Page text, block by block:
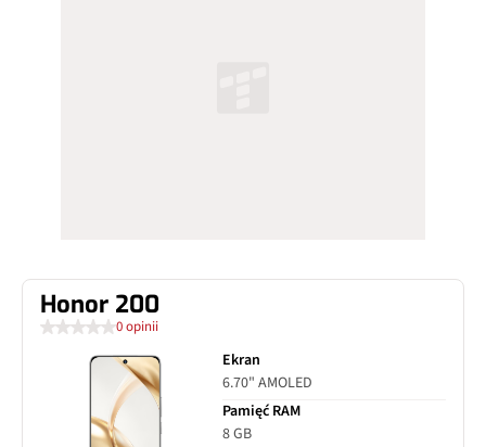
Honor 200
0 opinii
Ekran
6.70" AMOLED
Pamięć RAM
8 GB